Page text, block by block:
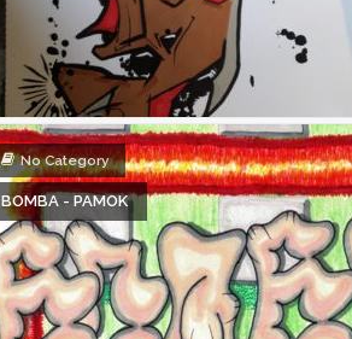
BOMBA - PAMOK
No Category